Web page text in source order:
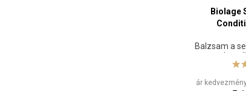
Biolage
Balzsam a
ár